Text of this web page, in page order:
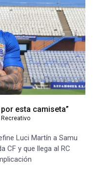
esta camiseta”
Recreativo
Luci Martín a Samu
CF y que llega al RC